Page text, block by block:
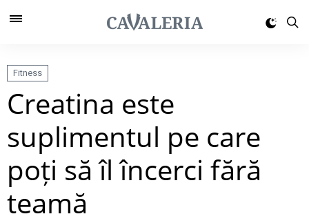
Fitness
Creatina este
suplimentul pe care
poți să îl încerci fără
teamă